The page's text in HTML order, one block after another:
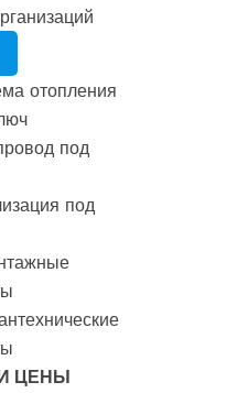
отопления
под
под
ЦЕНЫ